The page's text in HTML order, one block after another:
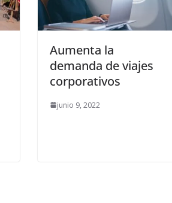
Aumenta la
demanda de viajes
corporativos
junio 9, 2022